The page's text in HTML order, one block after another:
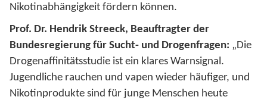
Nikotinabhängigkeit fördern können.
Prof. Dr. Hendrik Streeck, Beauftragter der
Bundesregierung für Sucht- und Drogenfragen: „Die
Drogenaffinitätsstudie ist ein klares Warnsignal.
Jugendliche rauchen und vapen wieder häufiger, und
Nikotinprodukte sind für junge Menschen heute